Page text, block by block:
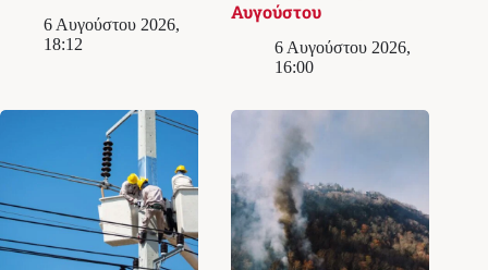
6 Αυγούστου 2026,
18:12
Αυγούστου
6 Αυγούστου 2026,
16:00